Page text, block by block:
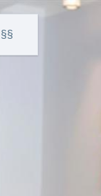
§§